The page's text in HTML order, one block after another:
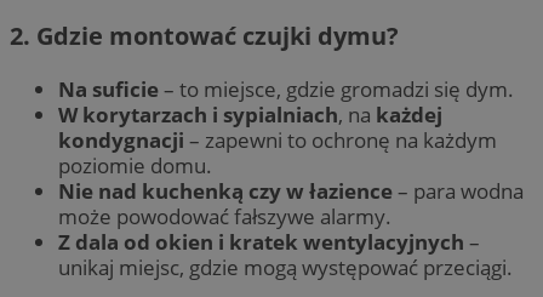
2. Gdzie montować czujki dymu?
Na suficie– to miejsce, gdzie gromadzi się dym.
W korytarzach i sypialniach, na każdej
kondygnacji – zapewni to ochronę na każdym
poziomie domu.
Nie nad kuchenką czy w łazience– para wodna
może powodować fałszywe alarmy.
Z dala od okien i kratek wentylacyjnych –
unikaj miejsc, gdzie mogą występować przeciągi.